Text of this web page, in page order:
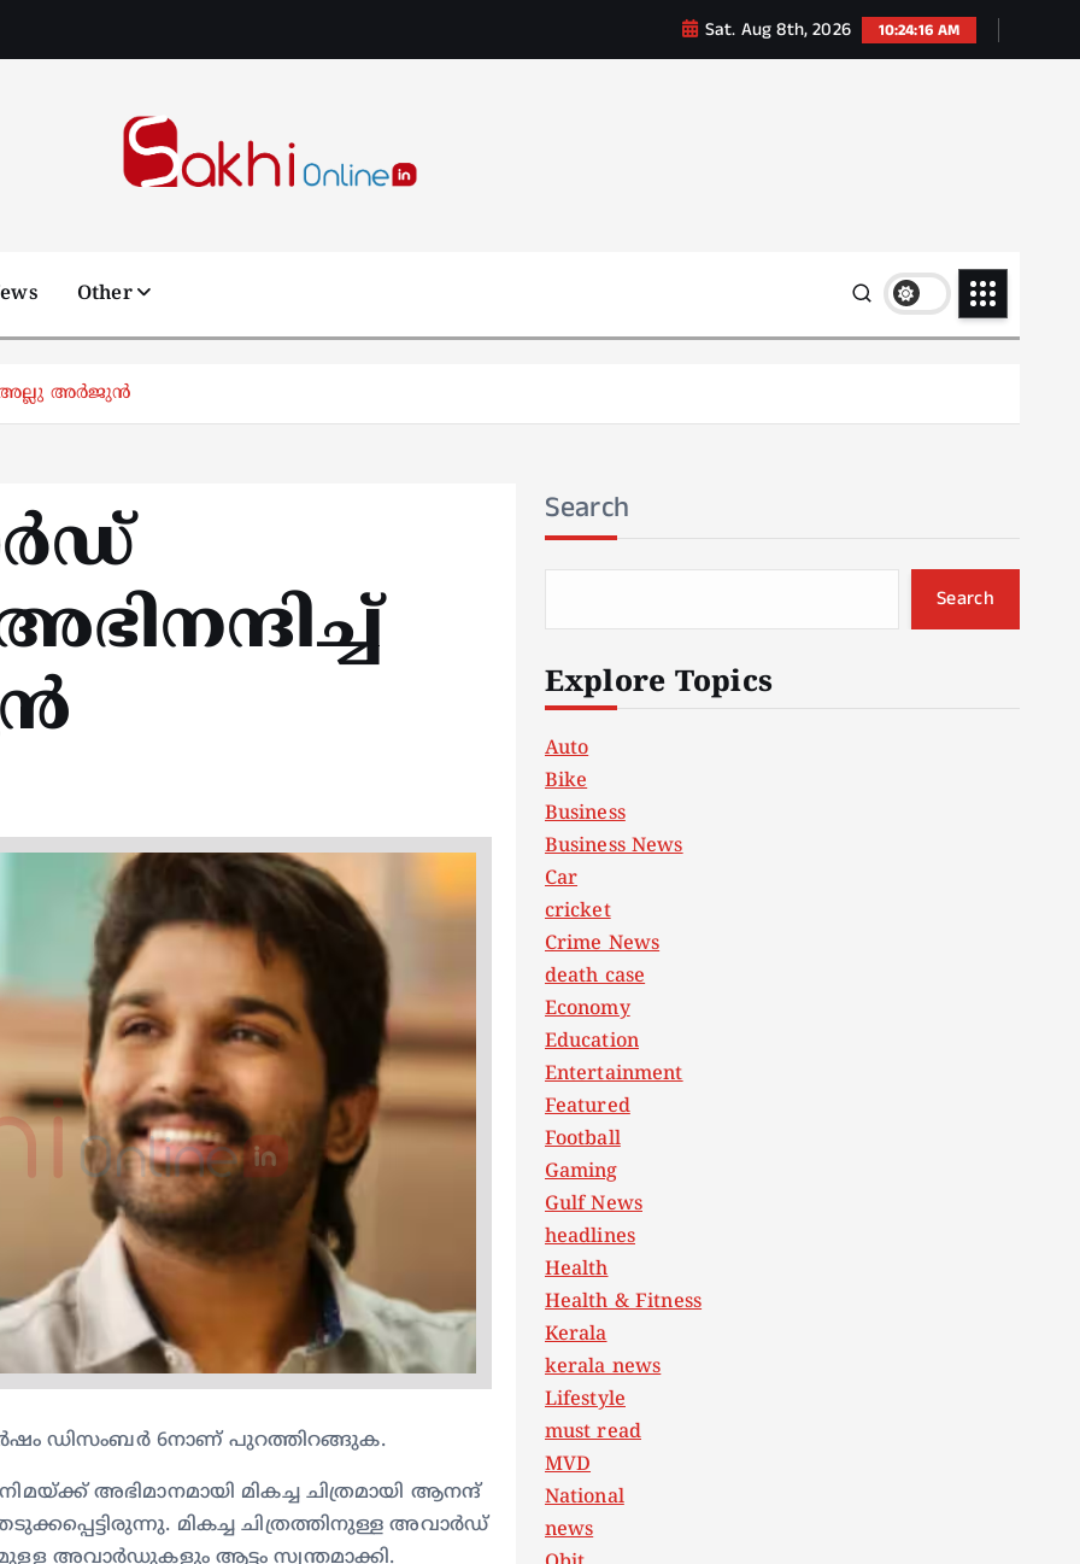
Sat. Aug 8th, 2026 10:24:18 AM
Other
അല്ലു അര്‍ജുന്‍
ഡിസംബര്‍ 6നാണ് പുറത്തിറങ്ങുക.
അഭിമാനമായി മികച്ച ചിത്രമായി ആനന്ദ്
മികച്ച ചിത്രത്തിനുള്ള അവാര്‍ഡ്‌
അവാര്‍ഡുകളും ആട്ടം സ്വന്തമാക്കി.
Search
Search
Explore Topics
Auto
Bike
Business
Business News
Car
cricket
Crime News
death case
Economy
Education
Entertainment
Featured
Football
Gaming
Gulf News
headlines
Health
Health & Fitness
Kerala
kerala news
Lifestyle
must read
MVD
National
news